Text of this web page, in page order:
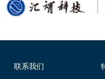
联系我们